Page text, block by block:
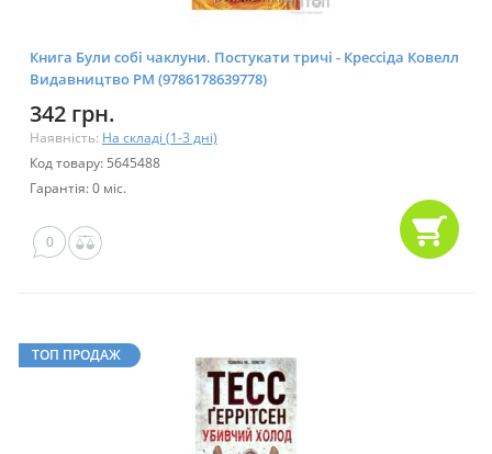
Книга Були собі чаклуни. Постукати тричі - Крессіда Ковелл
Видавництво РМ (9786178639778)
342 грн.
Наявність: На складі (1-3 дні)
Код товару: 5645488
Гарантія: 0 міс.
0
ТОП ПРОДАЖ